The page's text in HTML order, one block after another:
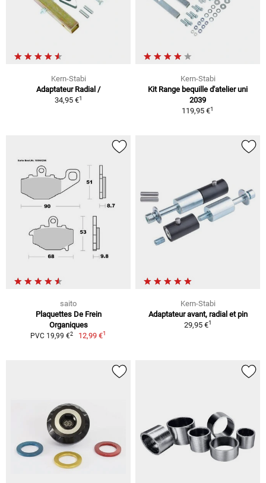
Kern-Stabi
Adaptateur Radial /
34,95 €1
Kern-Stabi
Kit Range bequille d'atelier uni
2039
119,95 €1
saito
Plaquettes De Frein
Organiques
PVC 19,99 €2 12,99 €1
Kern-Stabi
Adaptateur avant, radial et pin
29,95 €1